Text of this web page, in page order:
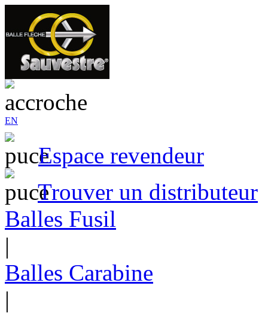
EN
Espace revendeur
Trouver un distributeur
Balles Fusil
|
Balles Carabine
|